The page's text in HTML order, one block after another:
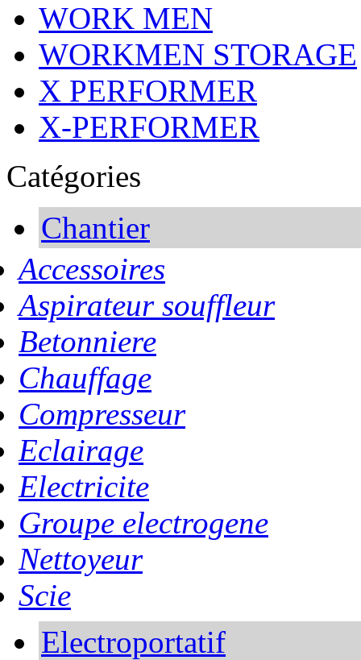
WORK MEN
WORKMEN STORAGE
X PERFORMER
X-PERFORMER
Catégories
Chantier
Accessoires
Aspirateur souffleur
Betonniere
Chauffage
Compresseur
Eclairage
Electricite
Groupe electrogene
Nettoyeur
Scie
Electroportatif